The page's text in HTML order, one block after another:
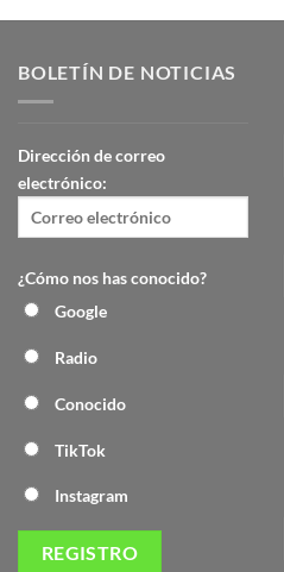
BOLETÍN DE NOTICIAS
Dirección de correo
electrónico:
¿Cómo nos has conocido?
Google
Radio
Conocido
TikTok
Instagram